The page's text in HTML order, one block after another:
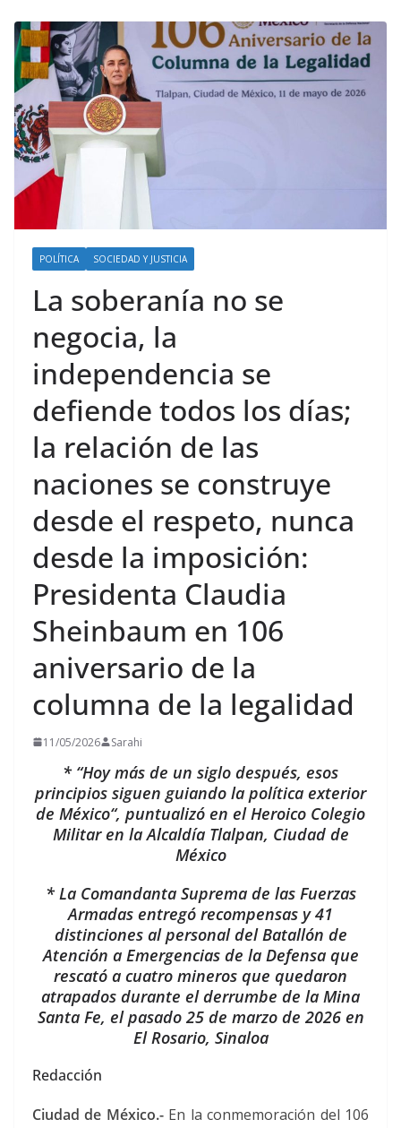
POLÍTICA SOCIEDAD Y JUSTICIA
La soberanía no se
negocia, la
independencia se
defiende todos los días;
la relación de las
naciones se construye
desde el respeto, nunca
desde la imposición:
Presidenta Claudia
Sheinbaum en 106
aniversario de la
columna de la legalidad
11/05/2026 Sarahi
* “Hoy más de un siglo después, esos
principios siguen guiando la política exterior
de México“, puntualizó en el Heroico Colegio
Militar en la Alcaldía Tlalpan, Ciudad de
México
* La Comandanta Suprema de las Fuerzas
Armadas entregó recompensas y 41
distinciones al personal del Batallón de
Atención a Emergencias de la Defensa que
rescató a cuatro mineros que quedaron
atrapados durante el derrumbe de la Mina
Santa Fe, el pasado 25 de marzo de 2026 en
El Rosario, Sinaloa
Redacción
Ciudad de México.-En la conmemoración del 106